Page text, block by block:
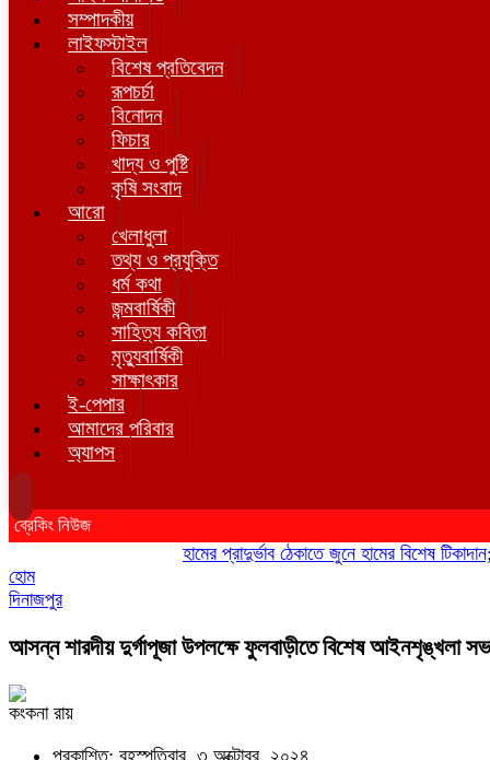
সম্পাদকীয়
লাইফস্টাইল
বিশেষ প্রতিবেদন
রূপচর্চা
বিনোদন
ফিচার
খাদ্য ও পুষ্টি
কৃষি সংবাদ
আরো
খেলাধুলা
তথ্য ও প্রযুক্তি
ধর্ম কথা
জন্মবার্ষিকী
সাহিত্য কবিতা
মৃত্যুবার্ষিকী
সাক্ষাৎকার
ই-পেপার
আমাদের পরিবার
অ্যাপস
ব্রেকিং নিউজ
হামের প্রাদুর্ভাব ঠেকাতে জুনে হামের বিশেষ টিকাদান;
হোম
দিনাজপুর
আসন্ন শারদীয় দুর্গাপূজা উপলক্ষে ফুলবাড়ীতে বিশেষ আইনশৃঙ্খলা
কংকনা রায়